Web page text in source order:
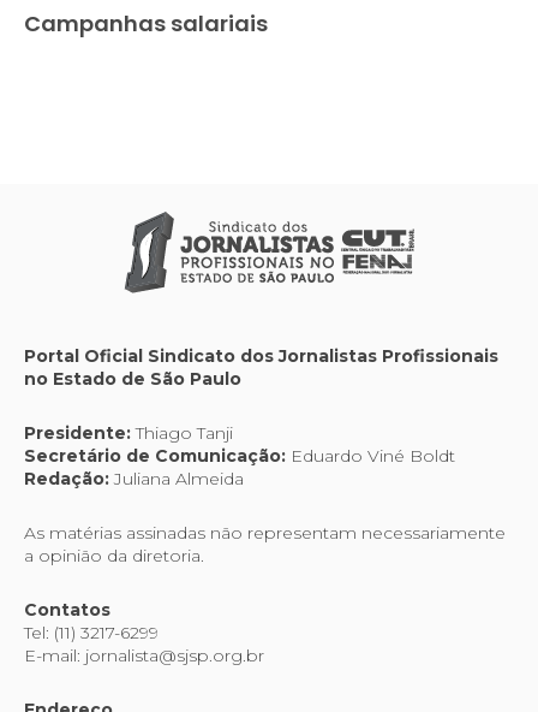
Campanhas salariais
Portal Oficial Sindicato dos Jornalistas Profissionais
no Estado de São Paulo
Presidente:Thiago Tanji
Secretário de Comunicação: Eduardo Viné Boldt
Redação:Juliana Almeida
As matérias assinadas não representam necessariamente
a opinião da diretoria.
Contatos
Tel: (11) 3217-6299
E-mail: jornalista@sjsp.org.br